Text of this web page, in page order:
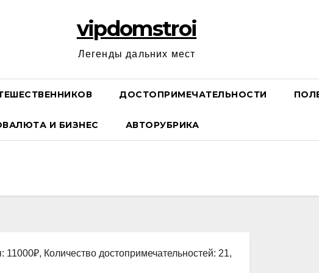
vipdomstroi
Легенды дальних мест
ДОСТОПРИМЕЧАТЕЛЬНОСТИ
И БИЗНЕС АВТОРУБРИКА
Количество достопримечательностей: 21,